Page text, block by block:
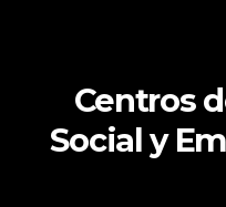
Centros
Social y